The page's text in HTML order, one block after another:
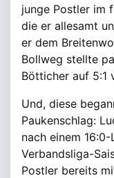
junge Postler im
die er allesamt
er dem
Bollweg stellte
Bötticher auf 5:1
Und, diese
Paukenschlag:
nach einem
Verbandsliga-
Postler bereits